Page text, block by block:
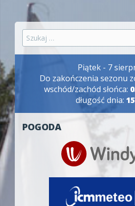
Szukaj:
Piątek - 7
Do zakończenia sezonu
wschód/zachód słońca:
długość dnia:
POGODA